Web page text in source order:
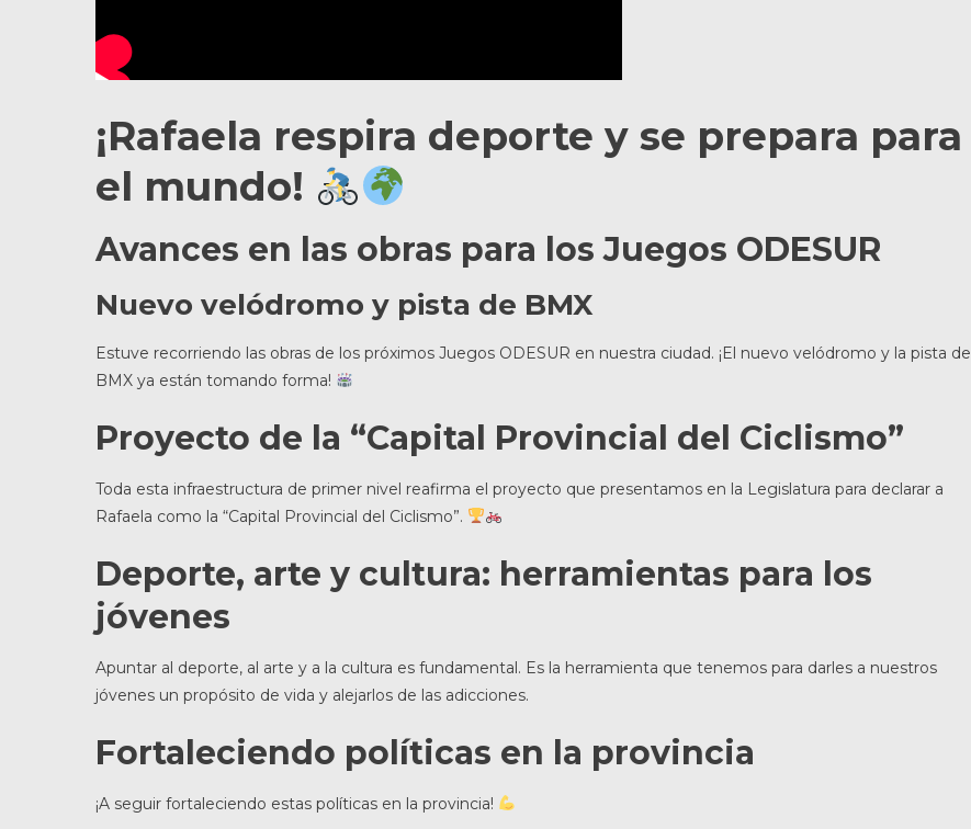
¡Rafaela respira deporte y se prepara para
el mundo!
Avances en las obras para los Juegos ODESUR
Nuevo velódromo y pista de BMX
Estuve recorriendo las obras de los próximos Juegos ODESUR en nuestra ciudad. ¡El nuevo velódromo y la pista de
BMX ya están tomando forma!
Proyecto de la “Capital Provincial del Ciclismo”
Toda esta infraestructura de primer nivel reafirma el proyecto que presentamos en la Legislatura para declarar a
Rafaela como la “Capital Provincial del Ciclismo”.
Deporte, arte y cultura: herramientas para los
jóvenes
Apuntar al deporte, al arte y a la cultura es fundamental. Es la herramienta que tenemos para darles a nuestros
jóvenes un propósito de vida y alejarlos de las adicciones.
Fortaleciendo políticas en la provincia
¡A seguir fortaleciendo estas políticas en la provincia!